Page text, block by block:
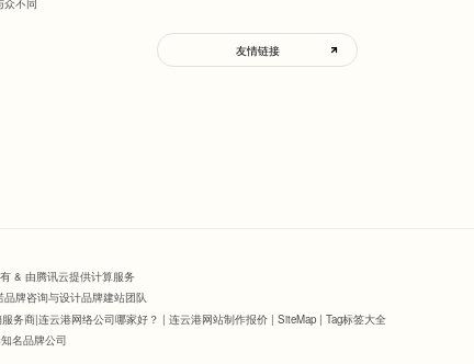
友情链接
& 由腾讯云提供计算服务
牌咨询与设计品牌建站团队
务商|连云港网络公司哪家好？ | 连云港网站制作报价| SiteMap| Tag标签大全
名品牌公司